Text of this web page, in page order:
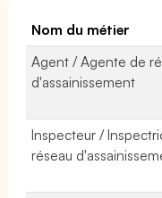
Nom du métier
Agent / Agente de
d'assainissement
Inspecteur /
réseau